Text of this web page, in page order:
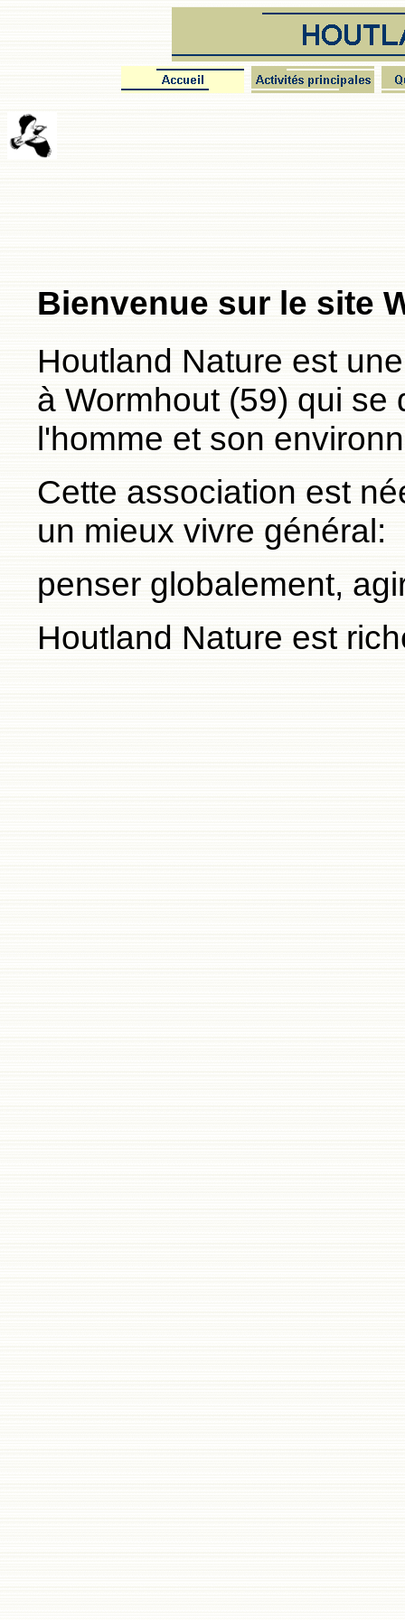
Bienvenue sur le site
Houtland Nature est
à Wormhout (59) qui se
l'homme et son
Cette association est
un mieux vivre général:
penser globalement,
Houtland Nature est